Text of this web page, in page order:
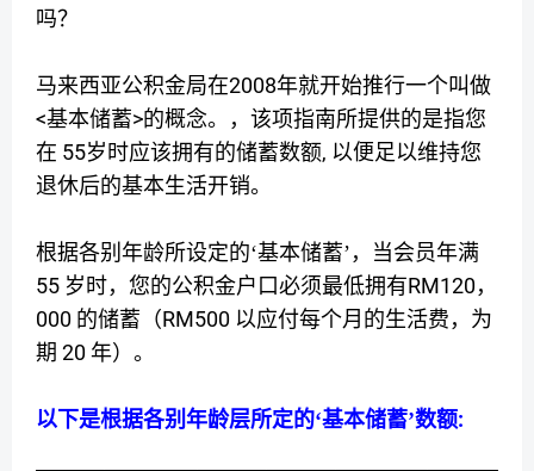
吗？
马来西亚公积金局在2008年就开始推行一个叫做
<基本储蓄>的概念。，该项指南所提供的是指您
在 55岁时应该拥有的储蓄数额, 以便足以维持您
退休后的基本生活开销。
根据各别年龄所设定的‘基本储蓄’，当会员年满
55 岁时，您的公积金户口必须最低拥有RM120，
000 的储蓄（RM500 以应付每个月的生活费，为
期 20 年）。
以下是根据各别年龄层所定的‘基本储蓄’数额: